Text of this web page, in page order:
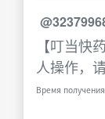
【叮当快
人操作，
Время